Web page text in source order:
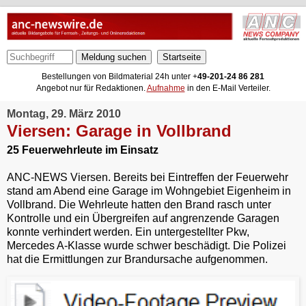
Meldung suchen
Bestellungen von Bildmaterial 24h unter +49-201-24 86 281
Angebot nur für Redaktionen.Aufnahme in den E-Mail Verteiler.
Montag, 29. März 2010
Viersen: Garage in Vollbrand
25 Feuerwehrleute im Einsatz
ANC-NEWS Viersen. Bereits bei Eintreffen der Feuerwehr
stand am Abend eine Garage im Wohngebiet Eigenheim in
Vollbrand. Die Wehrleute hatten den Brand rasch unter
Kontrolle und ein Übergreifen auf angrenzende Garagen
konnte verhindert werden. Ein untergestellter Pkw,
Mercedes A-Klasse wurde schwer beschädigt. Die Polizei
hat die Ermittlungen zur Brandursache aufgenommen.